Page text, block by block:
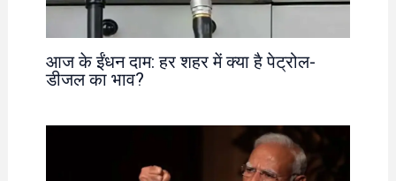
आज के ईंधन दाम: हर शहर में क्या है पेट्रोल-
डीजल का भाव?